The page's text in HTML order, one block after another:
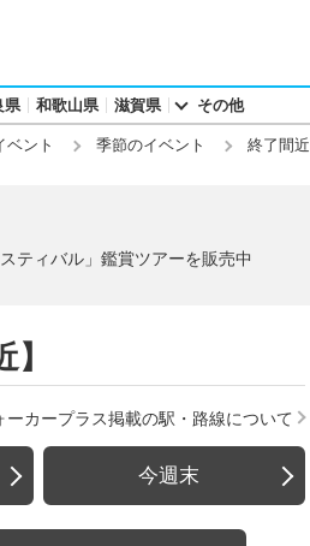
県 和歌山県 滋賀県 その他
ベント 季節のイベント 終了間近
ティバル」鑑賞ツアーを販売中
ーカープラス掲載の駅・路線について
今週末